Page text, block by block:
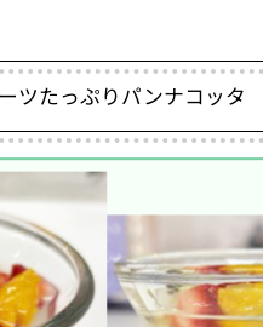
ツたっぷりパンナコッタ